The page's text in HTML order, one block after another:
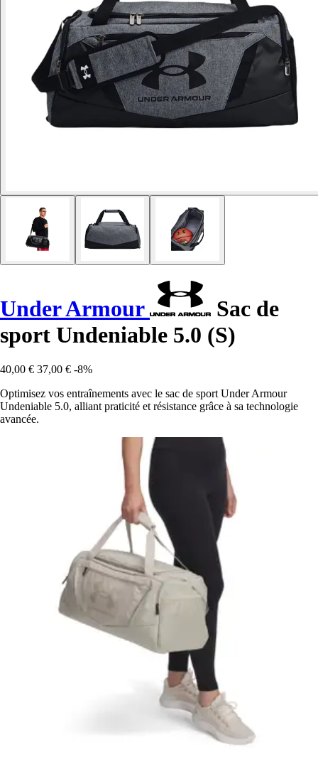
Under Armour
Sac de
sport Undeniable 5.0 (S)
40,00 € 37,00 € -8%
Optimisez vos entraînements avec le sac de sport Under Armour
Undeniable 5.0, alliant praticité et résistance grâce à sa technologie
avancée.